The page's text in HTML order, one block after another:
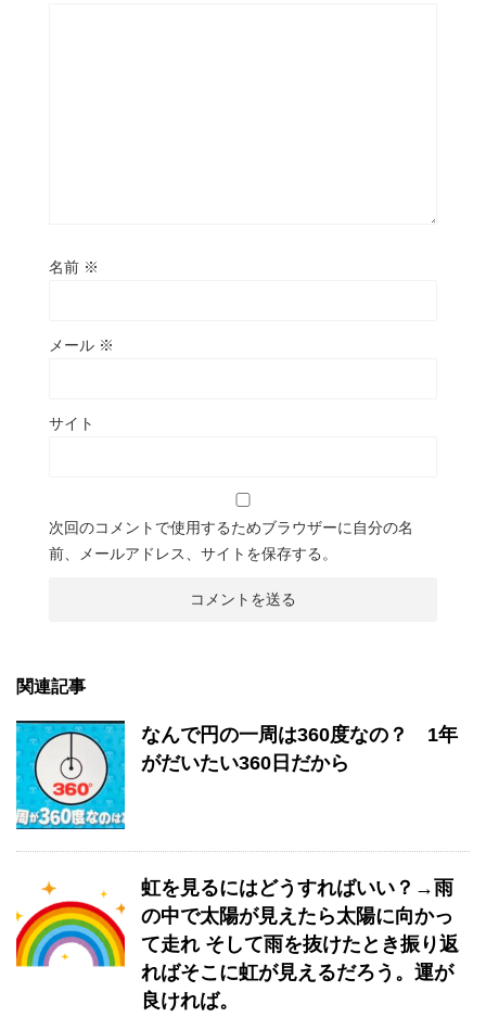
名前 ※
メール ※
サイト
次回のコメントで使用するためブラウザーに自分の名
前、メールアドレス、サイトを保存する。
関連記事
なんで円の一周は360度なの？ 1年
がだいたい360日だから
虹を見るにはどうすればいい？→雨
の中で太陽が見えたら太陽に向かっ
て走れ そして雨を抜けたとき振り返
ればそこに虹が見えるだろう。運が
良ければ。